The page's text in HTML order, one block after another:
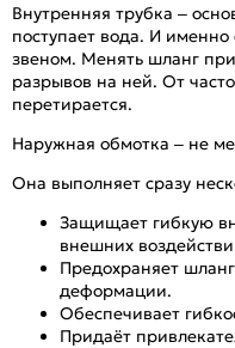
Внутренняя трубка –
поступает вода. И
звеном. Менять шланг
разрывов на ней. От
перетирается.
Наружная обмотка – не
Она выполняет сразу
Защищает гибкую
внешних
Предохраняет
деформации.
Обеспечивает
Придаёт